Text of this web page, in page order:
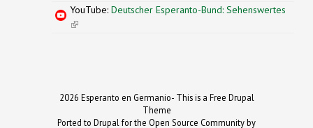
YouTube: Deutscher Esperanto-Bund: Sehenswertes
(link is external)
2026 Esperanto en Germanio- This is a Free Drupal
Theme
Ported to Drupal for the Open Source Community by